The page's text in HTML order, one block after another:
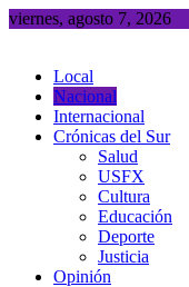
Saltar
viernes, agosto 7, 2026
Local
Nacional
Internacional
Crónicas del Sur
Salud
USFX
Cultura
Educación
Deporte
Justicia
Opinión